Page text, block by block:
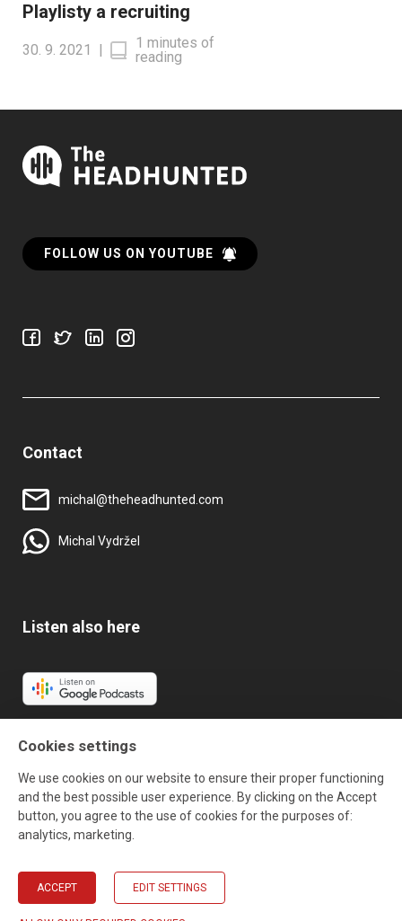
Cookies settings
We use cookies on our website to ensure their proper functioning
and the best possible user experience. By clicking on the Accept
button, you agree to the use of cookies for the purposes of:
analytics, marketing
ACCEPT EDIT SETTINGS
Playlisty a recruiting
30. 9. 2021
1 minutes of
reading
FOLLOW US ON YOUTUBE
Contact
michal@theheadhunted.com
Michal Vydržel
Listen also here
© The HEADHUNTED 2026. Made by